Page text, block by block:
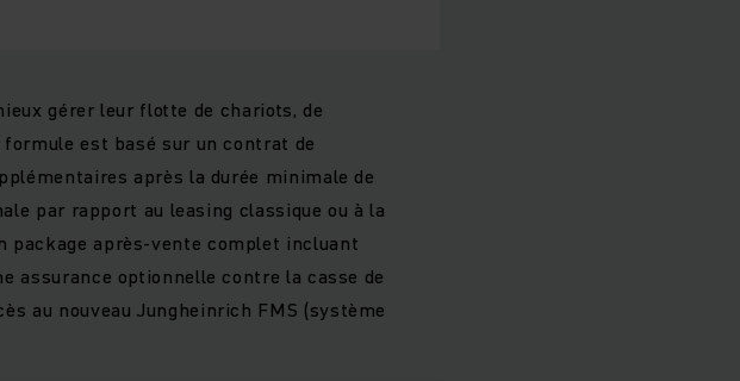
gérer leur flotte de chariots, de
est basé sur un contrat de
après la durée minimale de
par rapport au leasing classique ou à la
package après-vente complet incluant
assurance optionnelle contre la casse de
au nouveau Jungheinrich FMS (système